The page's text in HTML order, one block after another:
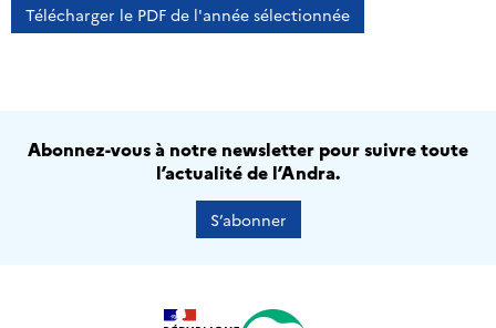
Télécharger le PDF de l'année sélectionnée
Abonnez-vous à notre newsletter pour suivre toute
l’actualité de l’Andra.
S’abonner